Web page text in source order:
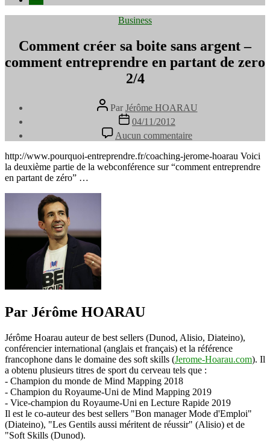
Catégories
Business
Comment créer sa boite sans argent –
comment entreprendre en partant de zero
2/4
Auteur
de
l’article
Par Jérôme HOARAU
Date
l’article
04/11/2012
Aucun commentaire
Comment
créer
sa
http://www.pourquoi-entreprendre.fr/coaching-jerome-hoarau Voici
la deuxième partie de la webconférence sur “comment entreprendre
en partant de zéro” …
Par Jérôme HOARAU
Jérôme Hoarau auteur de best sellers (Dunod, Alisio, Diateino),
conférencier international (anglais et français) et la référence
francophone dans le domaine des soft skills (Jerome-Hoarau.com). Il
a obtenu plusieurs titres de sport du cerveau tels que :
- Champion du monde de Mind Mapping 2018
- Champion du Royaume-Uni de Mind Mapping 2019
- Vice-champion du Royaume-Uni en Lecture Rapide 2019
Il est le co-auteur des best sellers "Bon manager Mode d'Emploi"
(Diateino), "Les Gentils aussi méritent de réussir" (Alisio) et de
"Soft Skills (Dunod).